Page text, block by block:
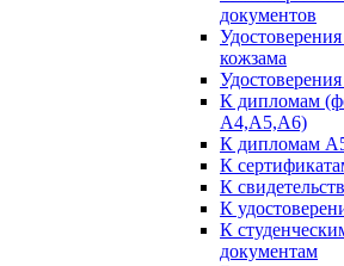
документов
кожзама
К дипломам
А4,А5,А6)
К дипломам
К
К
К
К
документам